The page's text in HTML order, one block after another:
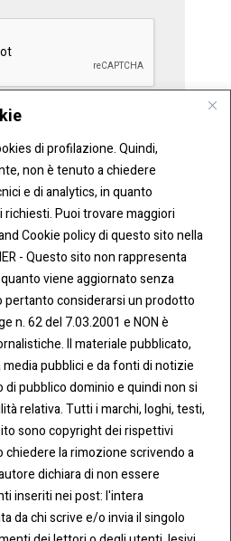
di profilazione. Quindi,
non è tenuto a chiedere
e di analytics, in quanto
Puoi trovare maggiori
Cookie policy di questo sito nella
- Questo sito non rappresenta
viene aggiornato senza
pertanto considerarsi un prodotto
n. 62 del 7.03.2001 e NON è
Il materiale pubblicato,
pubblici e da fonti di notizie
pubblico dominio e quindi non si
relativa. Tutti i marchi, loghi, testi,
sono copyright dei rispettivi
la rimozione scrivendo a
dichiara di non essere
inseriti nei post: l'intera
da chi scrive e/o invia il singolo
CONT
ATTI
Tel:
Fax:
mail:
Via
COO
KIE &
PRIV
ACY
Cookie
Policy
Privacy
Policy